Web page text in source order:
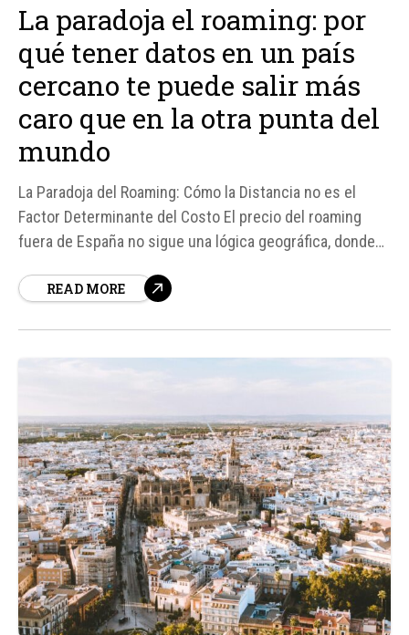
La paradoja el roaming: por
qué tener datos en un país
cercano te puede salir más
caro que en la otra punta del
mundo
La Paradoja del Roaming: Cómo la Distancia no es el
Factor Determinante del Costo El precio del roaming
fuera de España no sigue una lógica geográfica, donde
De acuerdo con un análisis de Roams, la comparadora de
READ MORE